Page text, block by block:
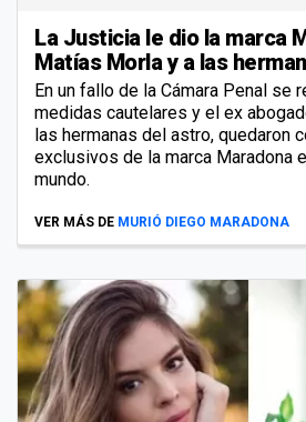
La Justicia le dio la marca
Matías Morla y a las
En un fallo de la Cámara Penal se
medidas cautelares y el ex
las hermanas del astro, quedaron
exclusivos de la marca Maradona
mundo.
VER MÁS DE MURIÓ DIEGO MARADONA